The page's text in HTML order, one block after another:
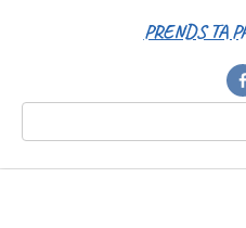
PRENDS TA